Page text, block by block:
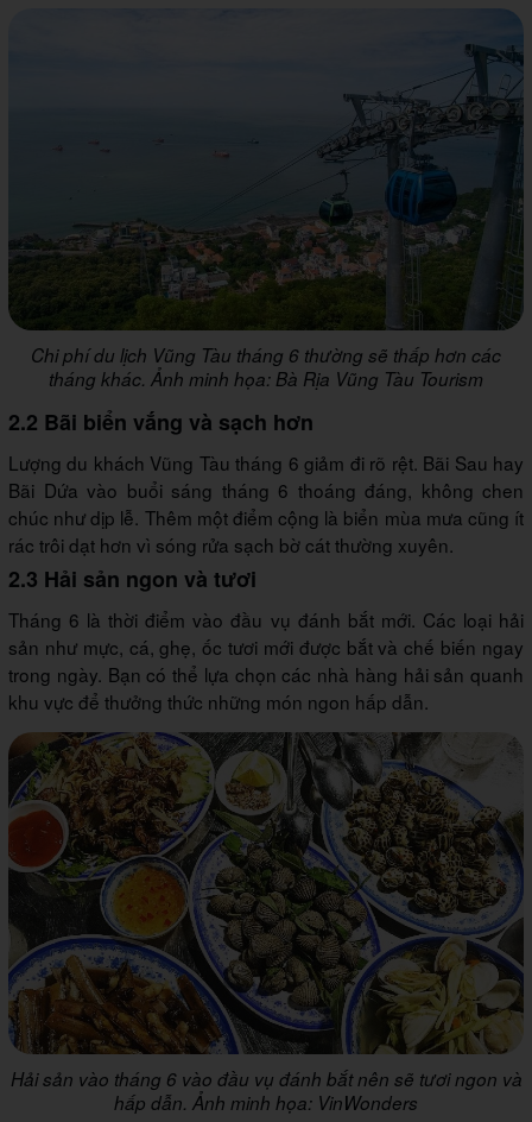
Chi phí du lịch Vũng Tàu tháng 6 thường sẽ thấp hơn các
tháng khác. Ảnh minh họa: Bà Rịa Vũng Tàu Tourism
2.2 Bãi biển vắng và sạch hơn
Lượng du khách Vũng Tàu tháng 6 giảm đi rõ rệt. Bãi Sau hay
Bãi Dứa vào buổi sáng tháng 6 thoáng đáng, không chen
chúc như dịp lễ. Thêm một điểm cộng là biển mùa mưa cũng ít
rác trôi dạt hơn vì sóng rửa sạch bờ cát thường xuyên.
2.3 Hải sản ngon và tươi
Tháng 6 là thời điểm vào đầu vụ đánh bắt mới. Các loại hải
sản như mực, cá, ghẹ, ốc tươi mới được bắt và chế biến ngay
trong ngày. Bạn có thể lựa chọn các nhà hàng hải sản quanh
khu vực để thưởng thức những món ngon hấp dẫn.
Hải sản vào tháng 6 vào đầu vụ đánh bắt nên sẽ tươi ngon và
hấp dẫn. Ảnh minh họa: VinWonders